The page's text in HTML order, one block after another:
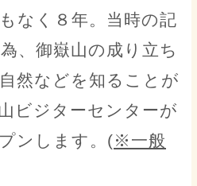
なく８年。当時の記
、御嶽山の成り立ち
然などを知ることが
ビジターセンターが
ンします。(※一般